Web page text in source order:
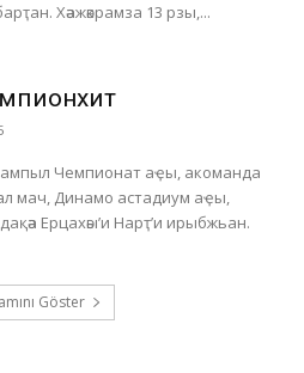
Хәажәкрамза 13 рзы,...
Чемпионат аҿы, акоманда
мач, Динамо астадиум аҿы,
Ерцахәы’и Нарҭ’и ирыбжьан.
Göster